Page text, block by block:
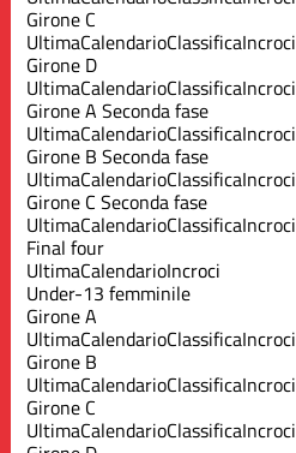
Girone C
UltimaCalendarioClassificaIncroci
Girone D
UltimaCalendarioClassificaIncroci
Girone A Seconda fase
UltimaCalendarioClassificaIncroci
Girone B Seconda fase
UltimaCalendarioClassificaIncroci
Girone C Seconda fase
UltimaCalendarioClassificaIncroci
Final four
UltimaCalendarioIncroci
Under-13 femminile
Girone A
UltimaCalendarioClassificaIncroci
Girone B
UltimaCalendarioClassificaIncroci
Girone C
UltimaCalendarioClassificaIncroci